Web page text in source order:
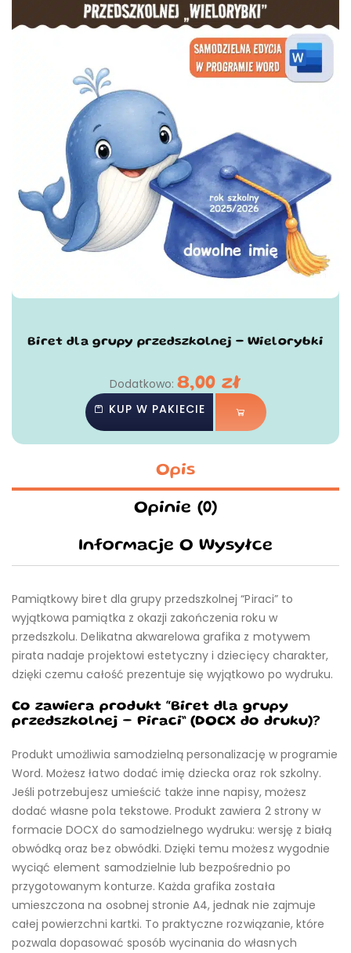
Biret dla grupy przedszkolnej - Wielorybki
Dodatkowo:8,00zł
KUP W PAKIECIE
Opis
Opinie (0)
Informacje O Wysyłce
Pamiątkowy biret dla grupy przedszkolnej “Piraci” to
wyjątkowa pamiątka z okazji zakończenia roku w
przedszkolu. Delikatna akwarelowa grafika z motywem
pirata nadaje projektowi estetyczny i dziecięcy charakter,
dzięki czemu całość prezentuje się wyjątkowo po wydruku.
Co zawiera produkt “Biret dla grupy
przedszkolnej – Piraci” (DOCX do druku)?
Produkt umożliwia samodzielną personalizację w programie
Word. Możesz łatwo dodać imię dziecka oraz rok szkolny.
Jeśli potrzebujesz umieścić także inne napisy, możesz
dodać własne pola tekstowe. Produkt zawiera 2 strony w
formacie DOCX do samodzielnego wydruku: wersję z białą
obwódką oraz bez obwódki. Dzięki temu możesz wygodnie
wyciąć element samodzielnie lub bezpośrednio po
przygotowanym konturze. Każda grafika została
umieszczona na osobnej stronie A4, jednak nie zajmuje
całej powierzchni kartki. To praktyczne rozwiązanie, które
pozwala dopasować sposób wycinania do własnych